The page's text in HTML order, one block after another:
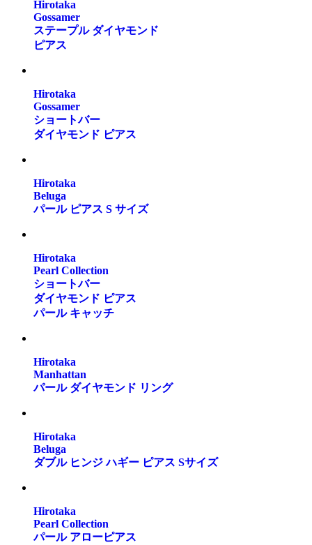
Hirotaka
Gossamer
ステープル ダイヤモンド
ピアス
Hirotaka
Gossamer
ショートバー
ダイヤモンド ピアス
Hirotaka
Beluga
パール ピアス S サイズ
Hirotaka
Pearl Collection
ショートバー
ダイヤモンド ピアス
パール キャッチ
Hirotaka
Manhattan
パール ダイヤモンド リング
Hirotaka
Beluga
ダブル ヒンジ ハギー ピアス Sサイズ
Hirotaka
Pearl Collection
パール アローピアス